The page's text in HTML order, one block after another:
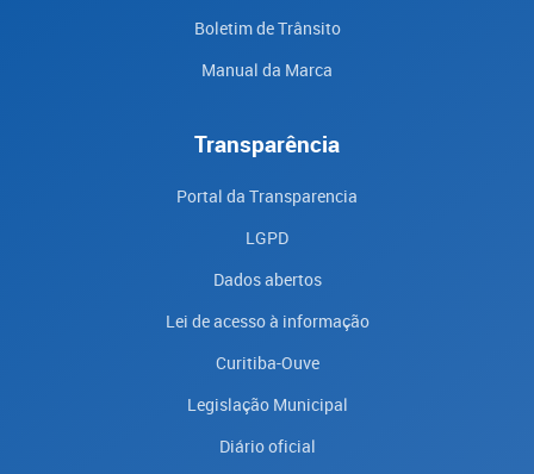
Boletim de Trânsito
Manual da Marca
Transparência
Portal da Transparencia
LGPD
Dados abertos
Lei de acesso à informação
Curitiba-Ouve
Legislação Municipal
Diário oficial